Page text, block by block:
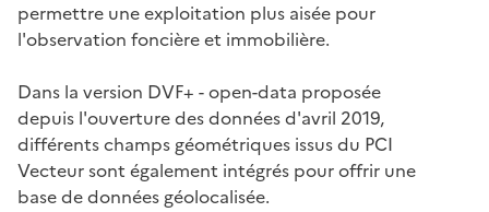
permettre une exploitation plus aisée pour
l'observation foncière et immobilière.
Dans la version DVF+ - open-data proposée
depuis l'ouverture des données d'avril 2019,
différents champs géométriques issus du PCI
Vecteur sont également intégrés pour offrir une
base de données géolocalisée.